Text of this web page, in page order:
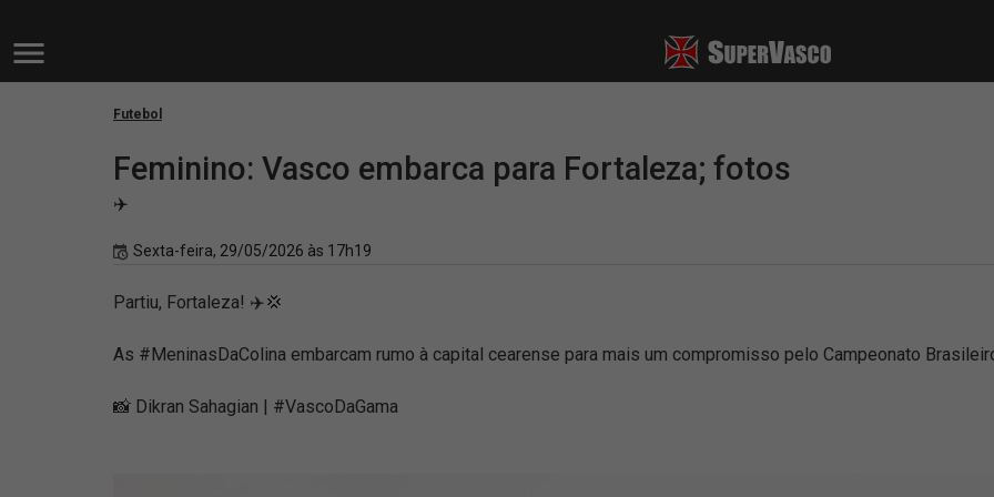
Futebol
Feminino: Vasco embarca para Fortaleza; fotos
✈️
Sexta-feira, 29/05/2026 às 17h19
Partiu, Fortaleza! ✈️💢
As #MeninasDaColina embarcam rumo à capital cearense para mais um compromisso pelo Campeonato
📸 Dikran Sahagian | #VascoDaGama